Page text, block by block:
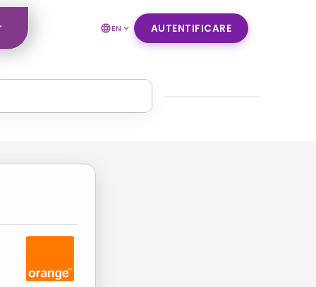
EN AUTENTIFICARE